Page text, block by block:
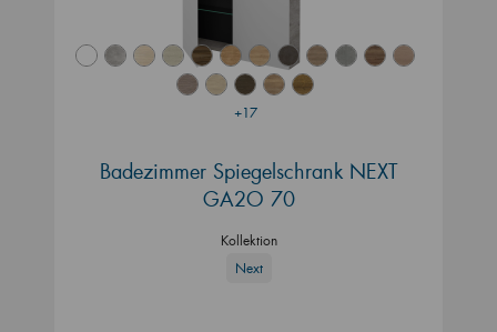
+17
Badezimmer Spiegelschrank NEXT
GA2O 70
Kollektion
Next